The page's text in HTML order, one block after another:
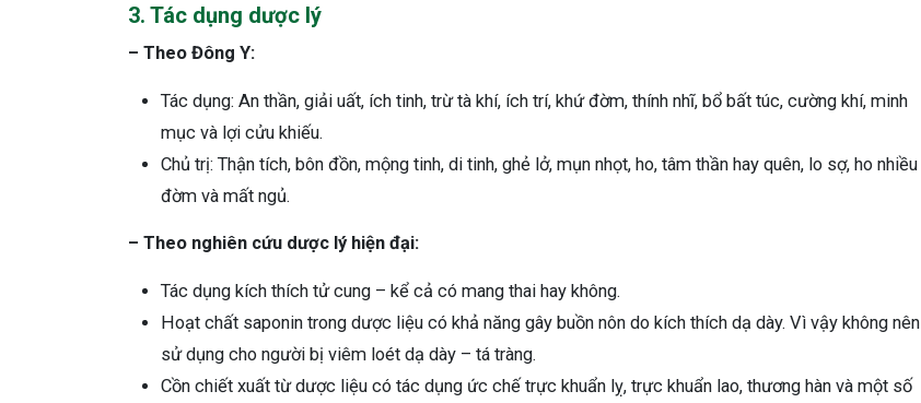
3. Tác dụng dược lý
– Theo Đông Y:
Tác dụng: An thần, giải uất, ích tinh, trừ tà khí, ích trí, khứ đờm, thính nhĩ, bổ bất túc, cường khí, minh
mục và lợi cửu khiếu.
Chủ trị: Thận tích, bôn đồn, mộng tinh, di tinh, ghẻ lở, mụn nhọt, ho, tâm thần hay quên, lo sợ, ho nhiều
đờm và mất ngủ.
– Theo nghiên cứu dược lý hiện đại:
Tác dụng kích thích tử cung – kể cả có mang thai hay không.
Hoạt chất saponin trong dược liệu có khả năng gây buồn nôn do kích thích dạ dày. Vì vậy không nên
sử dụng cho người bị viêm loét dạ dày – tá tràng.
Cồn chiết xuất từ dược liệu có tác dụng ức chế trực khuẩn lỵ, trực khuẩn lao, thương hàn và một số